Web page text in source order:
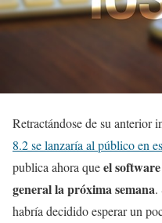
Retractándose de su anterior
8.2 se lanzaría al público en
publica ahora queel
general la próxima semana.
habría decidido esperar un